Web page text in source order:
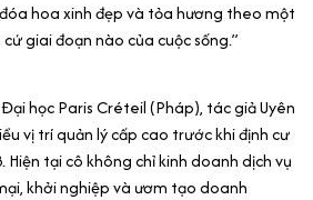
hoa xinh đẹp và tỏa hương theo một
giai đoạn nào của cuộc sống.”
học Paris Créteil (Pháp), tác giả Uyên
vị trí quản lý cấp cao trước khi định cư
Hiện tại cô không chỉ kinh doanh dịch vụ
khởi nghiệp và ươm tạo doanh